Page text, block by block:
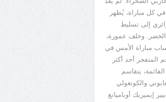
كل مباراة، يُظهر
إلى تسليط
الخضر. وخلف عمورة،
مباراة الأمس في
المتفجر أحد أكثر
يتقاسم
والكونغولي
إيميريك أوباميانغ